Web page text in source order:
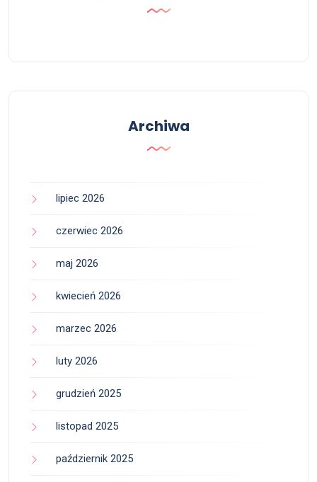
Archiwa
lipiec 2026
czerwiec 2026
maj 2026
kwiecień 2026
marzec 2026
luty 2026
grudzień 2025
listopad 2025
październik 2025